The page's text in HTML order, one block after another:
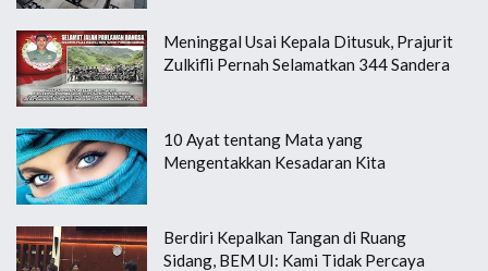
Meninggal Usai Kepala Ditusuk, Prajurit
Zulkifli Pernah Selamatkan 344 Sandera
10 Ayat tentang Mata yang
Mengentakkan Kesadaran Kita
Berdiri Kepalkan Tangan di Ruang
Sidang, BEM UI: Kami Tidak Percaya